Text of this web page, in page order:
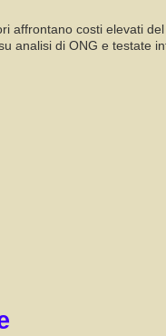
affrontano costi elevati
analisi di ONG e testate